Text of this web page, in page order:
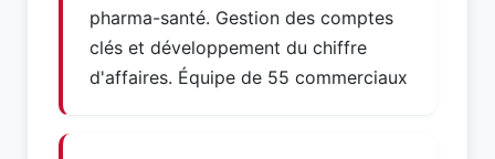
pharma-santé. Gestion des comptes
clés et développement du chiffre
d'affaires. Équipe de 55 commerciaux